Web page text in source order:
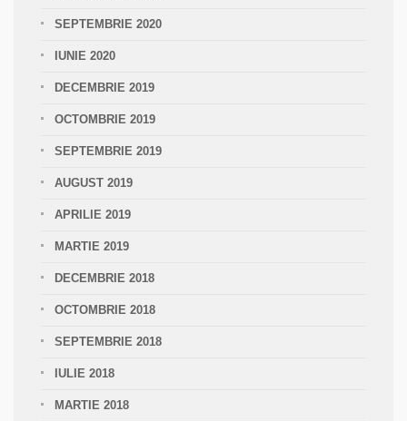
SEPTEMBRIE 2020
IUNIE 2020
DECEMBRIE 2019
OCTOMBRIE 2019
SEPTEMBRIE 2019
AUGUST 2019
APRILIE 2019
MARTIE 2019
DECEMBRIE 2018
OCTOMBRIE 2018
SEPTEMBRIE 2018
IULIE 2018
MARTIE 2018